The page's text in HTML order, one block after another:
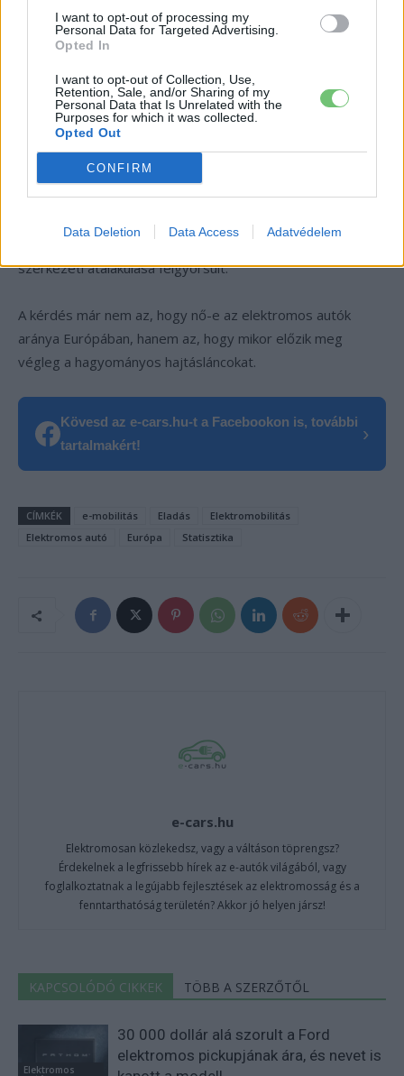
I want to opt-out of processing my
Personal Data for Targeted Advertising.
Opted In
I want to opt-out of Collection, Use,
Retention, Sale, and/or Sharing of my
Personal Data that Is Unrelated with the
Purposes for which it was collected.
Opted Out
CONFIRM
Data Deletion Data Access Adatvédelem
százalékon áll az év elején.
Közel a fordulópont az európai
autópiacon?
Az elektromos autó értékesítés EU 2026 január adatai
alapján jól látható, hogy a villanyautók részesedése
dinamikusan közelít a benzines modellekéhez. A
kétszámjegyű növekedés, a piaci részesedés gyors
emelkedése és a belső égésű modellek látványos
visszaesése egyaránt arra utal, hogy az európai autópiac
szerkezeti átalakulása felgyorsult.
A kérdés már nem az, hogy nő-e az elektromos autók
aránya Európában, hanem az, hogy mikor előzik meg
végleg a hagyományos hajtásláncokat.
Kövesd az e-cars.hu-t a Facebookon is, további
tartalmakért!
›
CÍMKÉK e-mobilitás Eladás
Elektromobilitás
Elektromos autó
Európa Statisztika
e-cars.hu
Elektromosan közlekedsz, vagy a váltáson töprengsz?
Érdekelnek a legfrissebb hírek az e-autók világából, vagy
foglalkoztatnak a legújabb fejlesztések az elektromosság és a
fenntarthatóság területén? Akkor jó helyen jársz!
KAPCSOLÓDÓ CIKKEK TÖBB A SZERZŐTŐL
Elektromos
30 000 dollár alá szorult a Ford
elektromos pickupjának ára, és nevet is